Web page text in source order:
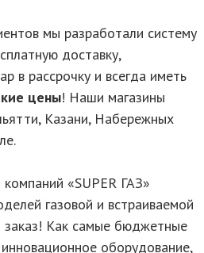
мы разработали систему
доставку,
в рассрочку и всегда иметь
цены! Наши магазины
Казани, Набережных
«SUPER ГАЗ»
газовой и встраиваемой
заказ! Как самые бюджетные
оборудование,